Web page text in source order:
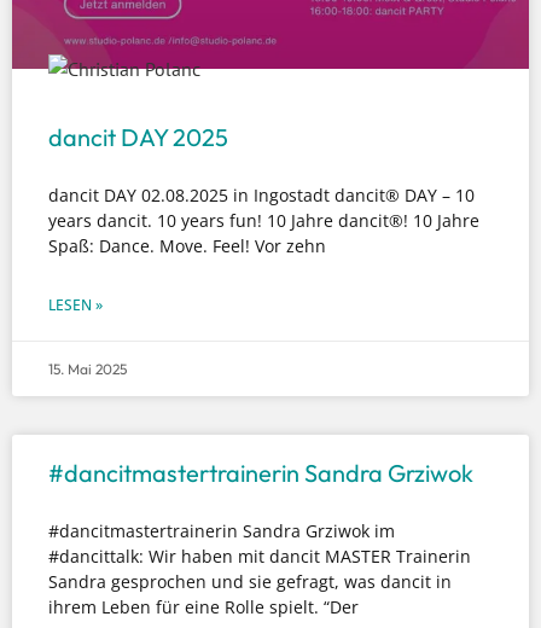
dancit DAY 2025
dancit DAY 02.08.2025 in Ingostadt dancit® DAY – 10
years dancit. 10 years fun! 10 Jahre dancit®! 10 Jahre
Spaß: Dance. Move. Feel! Vor zehn
LESEN »
15. Mai 2025
#dancitmastertrainerin Sandra Grziwok
#dancitmastertrainerin Sandra Grziwok im
#dancittalk: Wir haben mit dancit MASTER Trainerin
Sandra gesprochen und sie gefragt, was dancit in
ihrem Leben für eine Rolle spielt. “Der